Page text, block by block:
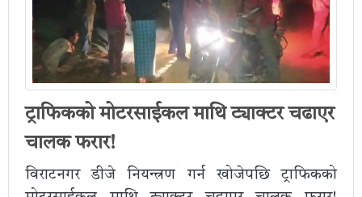
ट्राफिकको मोटरसाईकल माथि ट्याक्टर चढाएर
चालक फरार!
विराटनगर डीजे नियन्त्रण गर्न खोजेपछि ट्राफिकको